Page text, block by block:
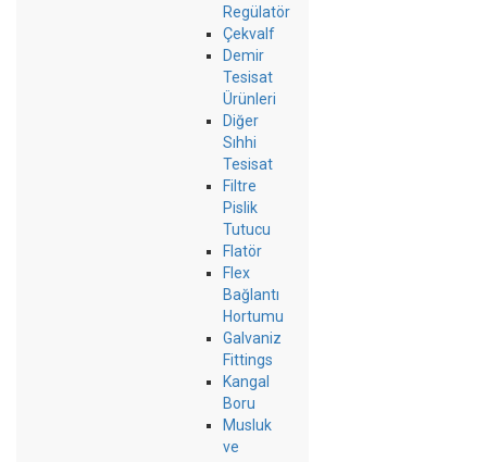
Regülatör
Çekvalf
Demir
Tesisat
Ürünleri
Diğer
Sıhhi
Tesisat
Filtre
Pislik
Tutucu
Flatör
Flex
Bağlantı
Hortumu
Galvaniz
Fittings
Kangal
Boru
Musluk
ve